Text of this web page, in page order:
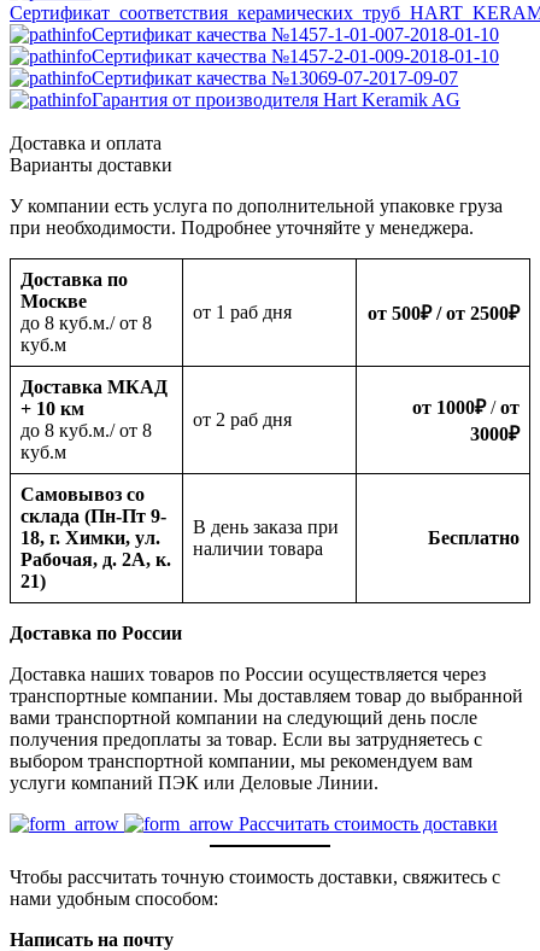
Сертификат качества №1457-1-01-007-2018-01-10
Сертификат качества №1457-2-01-009-2018-01-10
Сертификат качества №13069-07-2017-09-07
Гарантия от производителя Hart Keramik AG
Доставка и оплата
Варианты доставки
У компании есть услуга по дополнительной упаковке груза
при необходимости. Подробнее уточняйте у менеджера.
Доставка по
Москве
до 8 куб.м./ от 8
куб.м
oт 1 раб дня от 500₽/ от 2500₽
Доставка МКАД
+ 10 км
до 8 куб.м./ от 8
куб.м
oт 2 раб дня
от 1000₽/от
3000₽
Самовывоз со
склада (Пн-Пт 9-
18, г. Химки, ул.
Рабочая, д. 2А, к.
21)
В день заказа при
наличии товара
Бесплатно
Доставка по России
Доставка наших товаров по России осуществляется через
транспортные компании. Мы доставляем товар до выбранной
вами транспортной компании на следующий день после
получения предоплаты за товар. Если вы затрудняетесь с
выбором транспортной компании, мы рекомендуем вам
услуги компаний ПЭК или Деловые Линии.
Рассчитать стоимость доставки
Чтобы рассчитать точную стоимость доставки, свяжитесь с
нами удобным способом:
Написать на почту